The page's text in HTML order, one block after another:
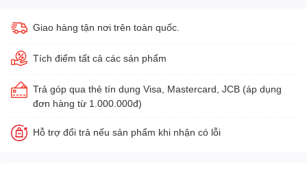
Giao hàng tận nơi trên toàn quốc.
Tích điểm tất cả các sản phẩm
Trả góp qua thẻ tín dụng Visa, Mastercard, JCB (áp dụng
đơn hàng từ 1.000.000đ)
Hỗ trợ đổi trả nếu sản phẩm khi nhận có lỗi